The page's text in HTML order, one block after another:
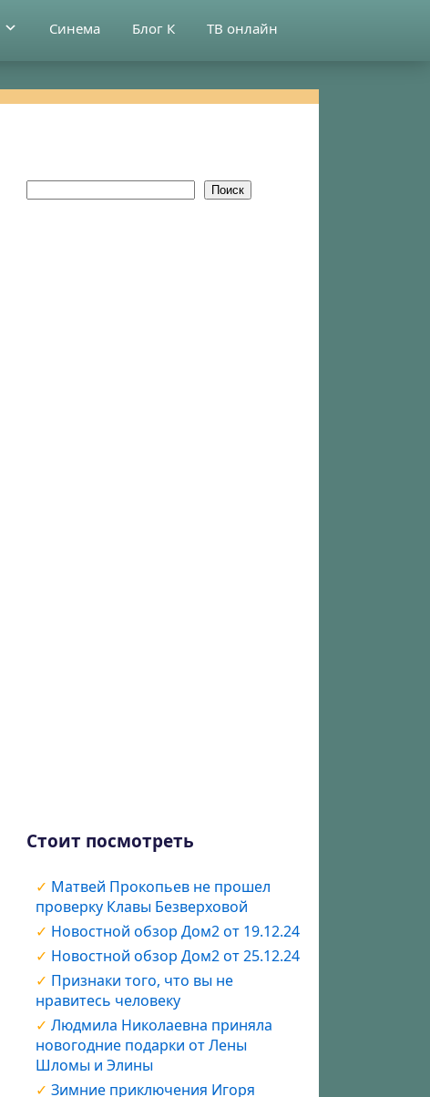
Синема Блог К ТВ онлайн
Поиск
Стоит посмотреть
Матвей Прокопьев не прошел
проверку Клавы Безверховой
Новостной обзор Дом2 от 19.12.24
Новостной обзор Дом2 от 25.12.24
Признаки того, что вы не
нравитесь человеку
Людмила Николаевна приняла
новогодние подарки от Лены
Шломы и Элины
Зимние приключения Игоря